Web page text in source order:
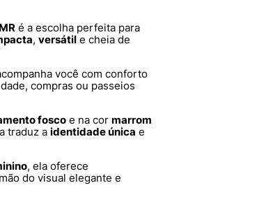
é a escolha perfeita para
, versátil e cheia de
você com conforto
compras ou passeios
fosco e na cor marrom
traduz a identidade única e
, ela oferece
do visual elegante e